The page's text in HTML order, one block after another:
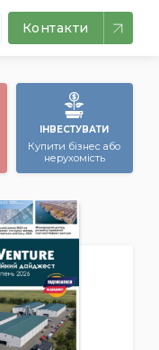
Контакти
ІНВЕСТУВАТИ
Купити бізнес або
нерухомість